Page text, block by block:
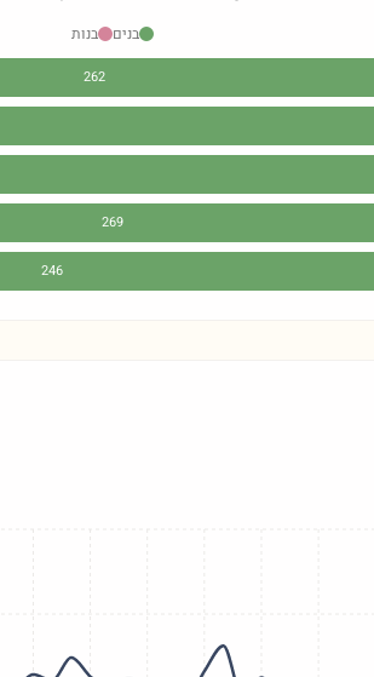
בנים
בנות
262
269
246